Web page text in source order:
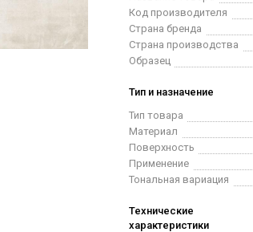
Код производителя
Страна бренда
Страна производства
Образец
Тип и назначение
Тип товара
Материал
Поверхность
Применение
Тональная вариация
Технические
характеристики